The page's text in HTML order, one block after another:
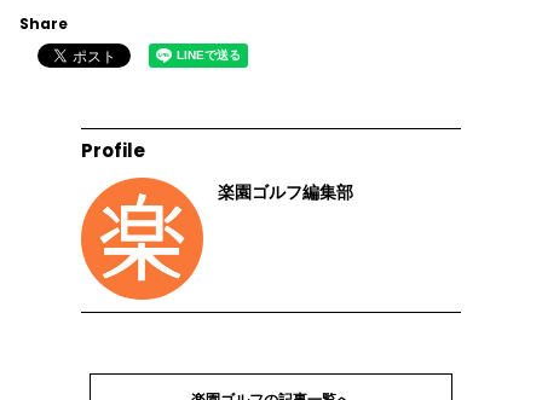
Share
Profile
楽園ゴルフ編集部